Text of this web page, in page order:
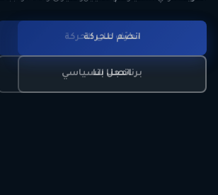
تعرّف على الحركة
برنامجنا السياسي
انضم للحركة
اتصل بنا